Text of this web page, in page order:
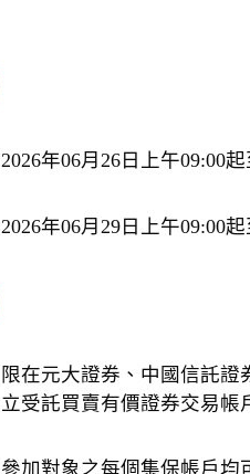
2026年06月26日上午09:00
2026年06月29日上午09:00
限在元大證券、中國信託
立受託買賣有價證券交易帳
參加對象之每個集保帳戶均